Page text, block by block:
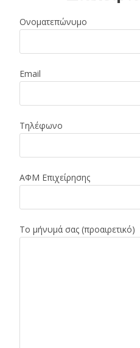
Ονοματεπώνυμο
Email
Τηλέφωνο
ΑΦΜ Επιχείρησης
Το μήνυμά σας (προαιρετικό)